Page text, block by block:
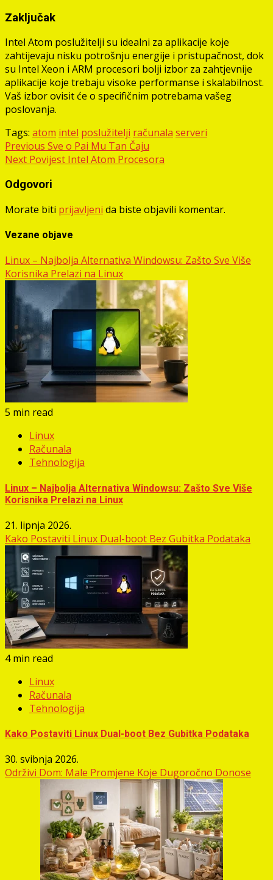
Zaključak
Intel Atom poslužitelji su idealni za aplikacije koje
zahtijevaju nisku potrošnju energije i pristupačnost, dok
su Intel Xeon i ARM procesori bolji izbor za zahtjevnije
aplikacije koje trebaju visoke performanse i skalabilnost.
Vaš izbor ovisit će o specifičnim potrebama vašeg
poslovanja.
Tags: atom intel poslužitelji računala serveri
Post
navigation
Previous Sve o Pai Mu Tan Čaju
Next Povijest Intel Atom Procesora
Odgovori
Morate biti prijavljeni da biste objavili komentar.
Vezane objave
Linux – Najbolja Alternativa Windowsu: Zašto Sve Više
Korisnika Prelazi na Linux
5 min read
Linux
Računala
Tehnologija
Linux – Najbolja Alternativa Windowsu: Zašto Sve Više
Korisnika Prelazi na Linux
21. lipnja 2026.
Kako Postaviti Linux Dual-boot Bez Gubitka Podataka
4 min read
Linux
Računala
Tehnologija
Kako Postaviti Linux Dual-boot Bez Gubitka Podataka
30. svibnja 2026.
Održivi Dom: Male Promjene Koje Dugoročno Donose